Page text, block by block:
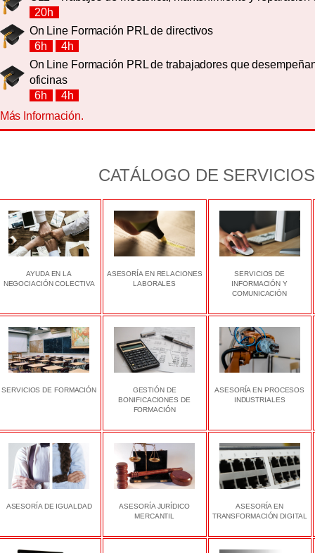
20h
On Line Formación PRL de directivos
6h
4h
On Line Formación PRL de trabajadores que
oficinas
6h
4h
Más Información.
CATÁLOGO DE SERVICIOS
AYUDA EN LA
NEGOCIACIÓN COLECTIVA
ASESORÍA EN RELACIONES
LABORALES
SERVICIOS DE
INFORMACIÓN Y
COMUNICACIÓN
SERVICIOS DE FORMACIÓN
GESTIÓN DE
BONIFICACIONES DE
FORMACIÓN
ASESORÍA EN PROCESOS
INDUSTRIALES
ASESORÍA DE IGUALDAD
ASESORÍA JURÍDICO
MERCANTIL
ASESORÍA EN
TRANSFORMACIÓN DIGITAL